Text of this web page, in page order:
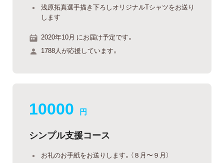
浅原拓真選手描き下ろしオリジナルTシャツをお送り
します
2020年10月 にお届け予定です。
1788人が応援しています。
10000 円
シンプル支援コース
お礼のお手紙をお送りします。（８月〜９月）